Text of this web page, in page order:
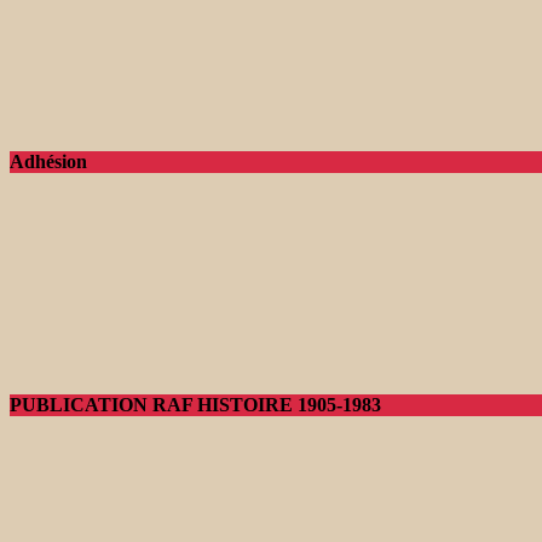
Adhésion
PUBLICATION RAF HISTOIRE 1905-1983